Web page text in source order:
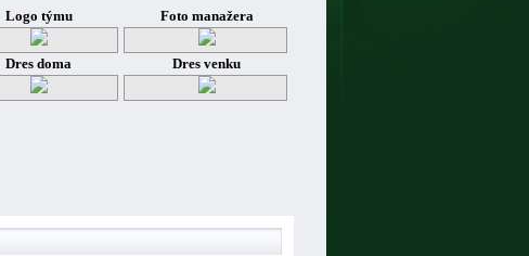
Logo týmu Foto manažera
Dres doma Dres venku